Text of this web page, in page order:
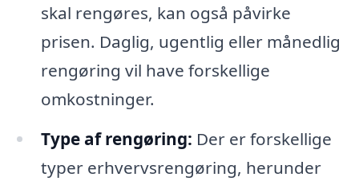
skal rengøres, kan også påvirke
prisen. Daglig, ugentlig eller månedlig
rengøring vil have forskellige
omkostninger.
Type af rengøring: Der er forskellige
typer erhvervsrengøring, herunder